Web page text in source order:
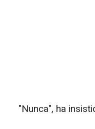
"Nunca", ha